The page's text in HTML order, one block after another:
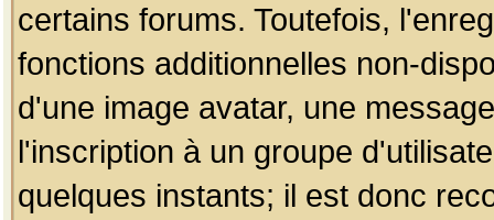
certains forums. Toutefois,
fonctions additionnelles non-
d'une image avatar, une
l'inscription à un groupe
quelques instants; il est donc